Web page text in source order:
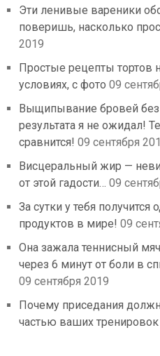
Эти ленивые вареники
поверишь, насколько
2019
Простые рецепты тортов
условиях, с фото 09
Выщипывание бровей без
результата я не ожидал!
сравнится! 09 сентября
Висцеральный жир —
от этой гадости… 09
За сутки у тебя
продуктов в мире! 09
Она зажала теннисный
через 6 минут от боли в
09 сентября 2019
Почему приседания
частью ваших тренировок